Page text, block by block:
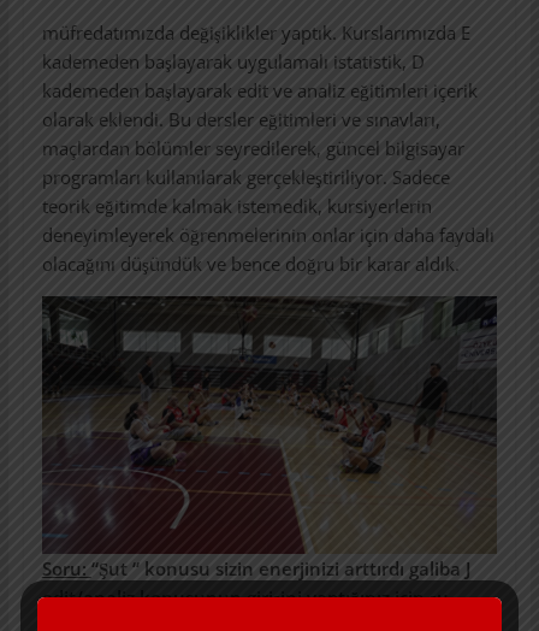
müfredatımızda değişiklikler yaptık. Kurslarımızda E
kademeden başlayarak uygulamalı istatistik, D
kademeden başlayarak edit ve analiz eğitimleri içerik
olarak eklendi. Bu dersler eğitimleri ve sınavları,
maçlardan bölümler seyredilerek, güncel bilgisayar
programları kullanılarak gerçekleştiriliyor. Sadece
teorik eğitimde kalmak istemedik, kursiyerlerin
deneyimleyerek öğrenmelerinin onlar için daha faydalı
olacağını düşündük ve bence doğru bir karar aldık.
Soru: “Şut “ konusu sizin enerjinizi arttırdı galiba J
edit/analiz konusunun girişini yaptığınız için şu